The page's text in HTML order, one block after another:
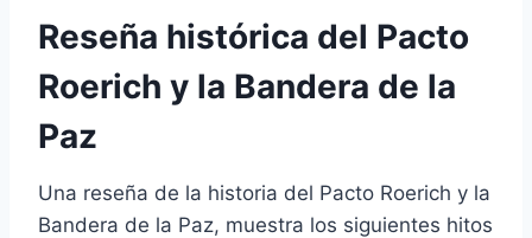
Reseña histórica del Pacto
Roerich y la Bandera de la
Paz
Una reseña de la historia del Pacto Roerich y la
Bandera de la Paz, muestra los siguientes hitos